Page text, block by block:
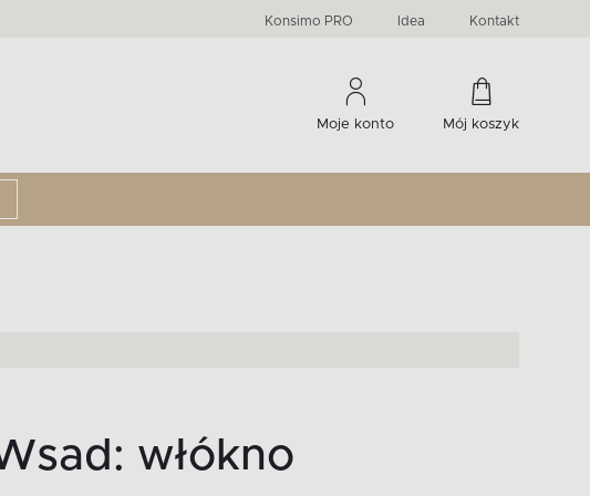
Konsimo PRO Idea Kontakt
Moje konto Mój koszyk
Komody, szafki RTV, witryny...
-33 %
Liczba produktów:60
Liczba produktów:274